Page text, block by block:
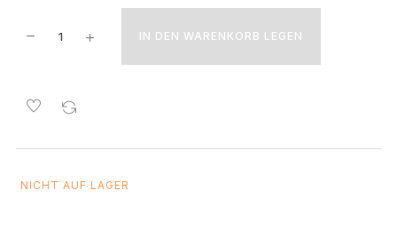
IN DEN WARENKORB LEGEN
NICHT AUF LAGER